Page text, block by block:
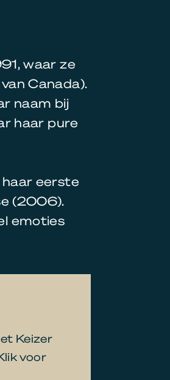
waar ze
Canada).
naam bij
haar pure
eerste
(2006).
emoties
Keizer
voor